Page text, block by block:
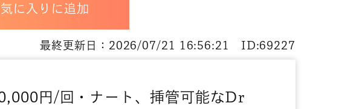
に入りに追加
円/回・ナート、挿管可能なDr
最終更新日：2026/07/21 16:56:21 ID:69227